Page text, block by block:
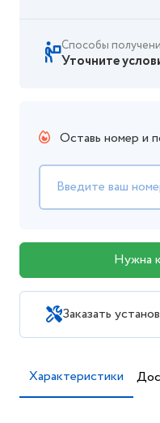
Способы
Уточните
Оставь номер и
Нужна
Заказать
Характеристики